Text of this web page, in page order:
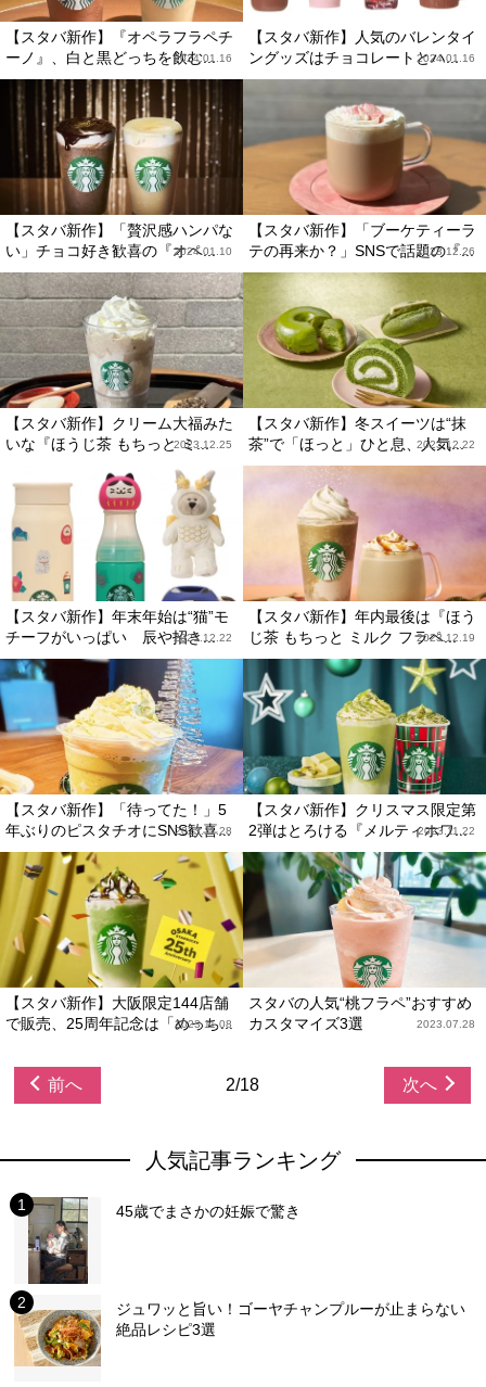
【スタバ新作】『オペラフラペチ
ーノ』、白と黒どっちを飲む...
2024.01.16
【スタバ新作】人気のバレンタイ
ングッズはチョコレートとハ...
2024.01.16
【スタバ新作】「贅沢感ハンパな
い」チョコ好き歓喜の『オペ...
2024.01.10
【スタバ新作】「ブーケティーラ
テの再来か？」SNSで話題の『...
2023.12.26
【スタバ新作】クリーム大福みた
いな『ほうじ茶 もちっと ミ...
2023.12.25
【スタバ新作】冬スイーツは“抹
茶”で「ほっと」ひと息、人気...
2023.12.22
【スタバ新作】年末年始は“猫”モ
チーフがいっぱい 辰や招き...
2023.12.22
【スタバ新作】年内最後は『ほう
じ茶 もちっと ミルク フラペ...
2023.12.19
【スタバ新作】「待ってた！」5
年ぶりのピスタチオにSNS歓喜...
2023.11.28
【スタバ新作】クリスマス限定第
2弾はとろける『メルティホワ...
2023.11.22
【スタバ新作】大阪限定144店舗
で販売、25周年記念は「めっち...
2023.11.08
スタバの人気“桃フラペ”おすすめ
カスタマイズ3選
2023.07.28
前へ 2/18 次へ
人気記事ランキング
45歳でまさかの妊娠で驚き
ジュワッと旨い！ゴーヤチャンプルーが止まらない
絶品レシピ3選